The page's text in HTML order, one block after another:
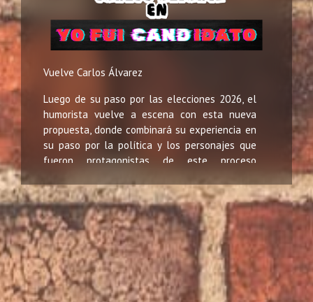
Vuelve Carlos Álvarez
Luego de su paso por las elecciones 2026, el
humorista vuelve a escena con esta nueva
propuesta, donde combinará su experiencia en
su paso por la política y los personajes que
fueron protagonistas de este proceso
personajes harán que esta velada sea de
mucho humor, carcajadas y reflexión.